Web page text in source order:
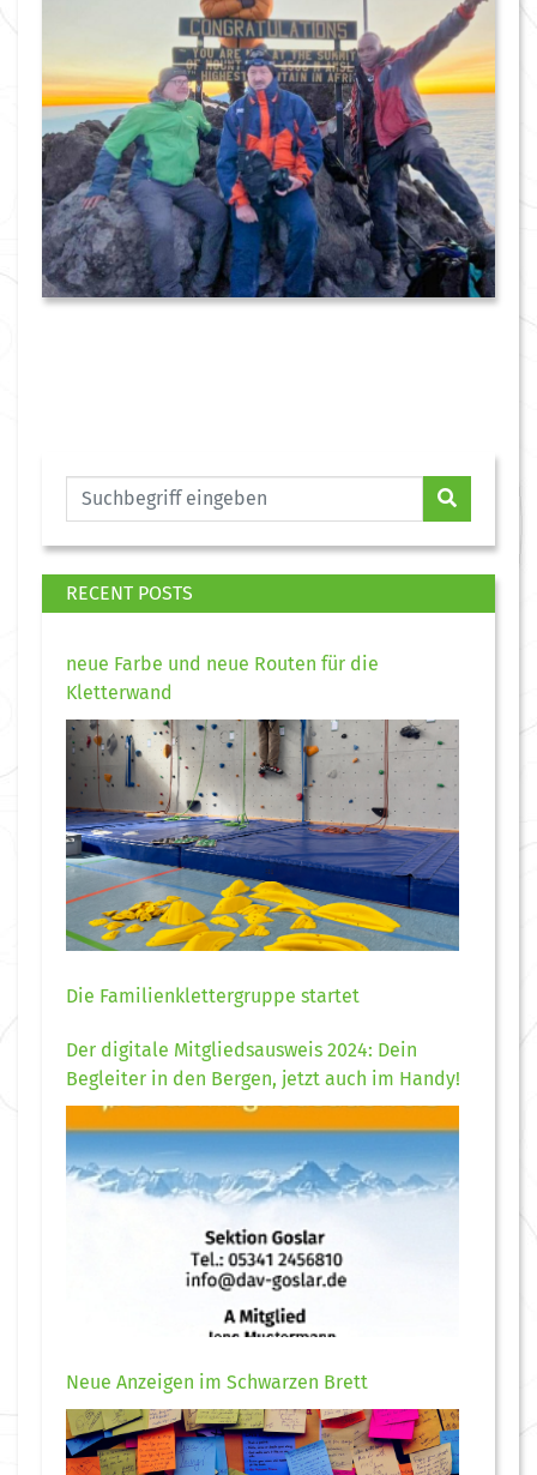
RECENT POSTS
neue Farbe und neue Routen für die
Kletterwand
Die Familienklettergruppe startet
Der digitale Mitgliedsausweis 2024: Dein
Begleiter in den Bergen, jetzt auch im Handy!
Neue Anzeigen im Schwarzen Brett